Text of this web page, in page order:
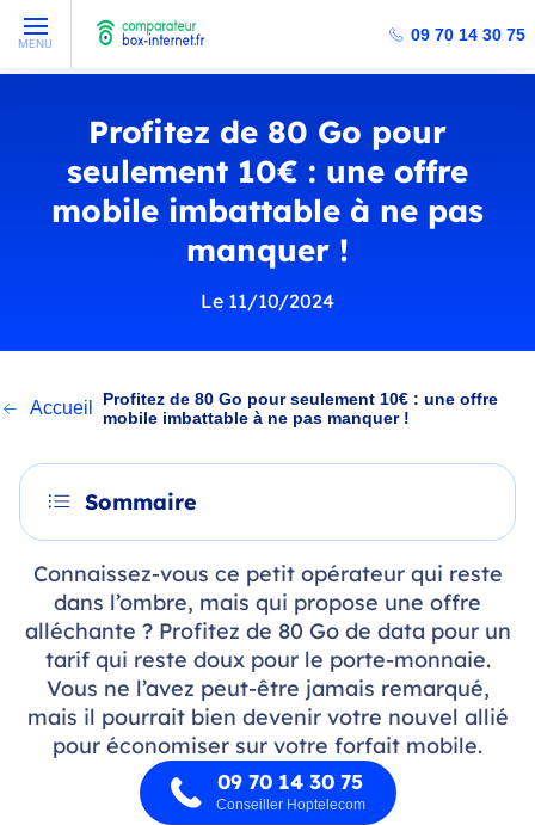
MENU 09 70 14 30 75
Profitez de 80 Go pour
seulement 10€ : une offre
mobile imbattable à ne pas
manquer !
Le 11/10/2024
Accueil
Profitez de 80 Go pour seulement 10€ : une offre
mobile imbattable à ne pas manquer !
Sommaire
Connaissez-vous ce petit opérateur qui reste
dans l’ombre, mais qui propose une offre
alléchante ? Profitez de 80 Go de data pour un
tarif qui reste doux pour le porte-monnaie.
Vous ne l’avez peut-être jamais remarqué,
mais il pourrait bien devenir votre nouvel allié
pour économiser sur votre forfait mobile.
09 70 14 30 75
Conseiller Hoptelecom